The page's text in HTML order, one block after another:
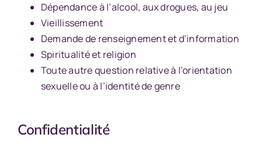
Dépendance à l’alcool, aux drogues, au jeu
Vieillissement
Demande de renseignement et d’information
Spiritualité et religion
Toute autre question relative à l’orientation
sexuelle ou à l’identité de genre
Confidentialité